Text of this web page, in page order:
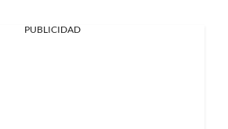
PUBLICIDAD